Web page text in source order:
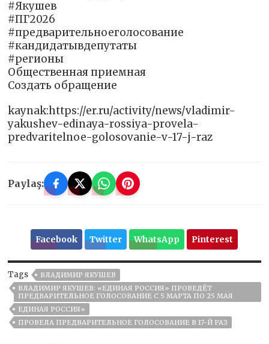
#Якушев
#ПГ2026
#предварительноеголосование
#кандидатывдепутаты
#регионы
Общественная приемная
Создать обращение
kaynak:https://er.ru/activity/news/vladimir-
yakushev-edinaya-rossiya-provela-
predvaritelnoe-golosovanie-v-17-j-raz
Paylaş:
Facebook Twitter WhatsApp Pinterest
Tags
ВЛАДИМИР ЯКУШЕВ
ВЛАДИМИР ЯКУШЕВ: «ЕДИНАЯ РОССИЯ» ПРОВЕДЁТ
ПРЕДВАРИТЕЛЬНОЕ ГОЛОСОВАНИЕ С 5 МАРТА ПО 25 МАЯ
ЕДИНАЯ РОССИЯ»
ПРОВЕЛА ПРЕДВАРИТЕЛЬНОЕ ГОЛОСОВАНИЕ В 17-Й РАЗ